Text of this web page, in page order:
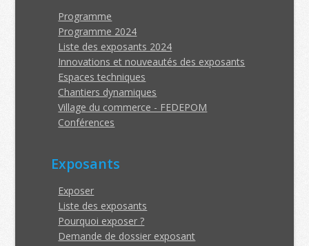
Programme
Programme 2024
Liste des exposants 2024
Innovations et nouveautés des exposants
Espaces techniques
Chantiers dynamiques
Village du commerce - FEDEPOM
Conférences
Exposants
Exposer
Liste des exposants
Pourquoi exposer ?
Demande de dossier exposant